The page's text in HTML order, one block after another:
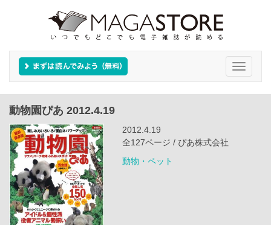
Toggle
動物園ぴあ 2012.4.19
2012.4.19
全127ページ / ぴあ株式会社
動物・ペット